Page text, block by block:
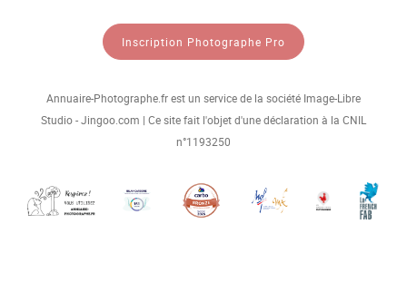
Inscription Photographe Pro
Annuaire-Photographe.fr est un service de la société Image-Libre
Studio - Jingoo.com | Ce site fait l'objet d'une déclaration à la CNIL
n°1193250